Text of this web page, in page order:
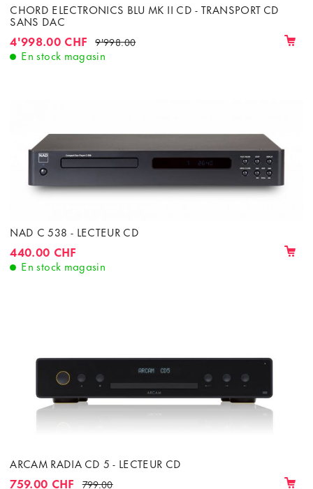
CHORD ELECTRONICS BLU MK II CD - TRANSPORT CD
SANS DAC
4'998.00 CHF 9'998.00
En stock magasin
NAD C 538 - LECTEUR CD
440.00 CHF
En stock magasin
ARCAM RADIA CD 5 - LECTEUR CD
759.00 CHF 799.00